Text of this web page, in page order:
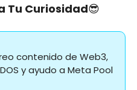
Tu Curiosidad😎
contenido de Web3,
y ayudo a Meta Pool